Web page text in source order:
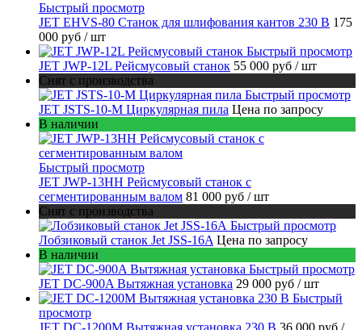
Быстрый просмотр
JET EHVS-80 Станок для шлифования кантов 230 В 175
000 руб / шт
Быстрый просмотр
JET JWP-12L Рейсмусовый станок 55 000 руб / шт
Снят с производства
Быстрый просмотр
JET JSTS-10-M Циркулярная пила Цена по запросу
В наличии
Быстрый просмотр
JET JWP-13HH Рейсмусовый станок с
сегментированным валом 81 000 руб / шт
Снят с производства
Быстрый просмотр
Лобзиковый станок Jet JSS-16A Цена по запросу
В наличии
Быстрый просмотр
JET DC-900A Вытяжная установка 29 000 руб / шт
Быстрый
просмотр
JET DC-1200M Вытяжная установка 230 В 36 000 руб /